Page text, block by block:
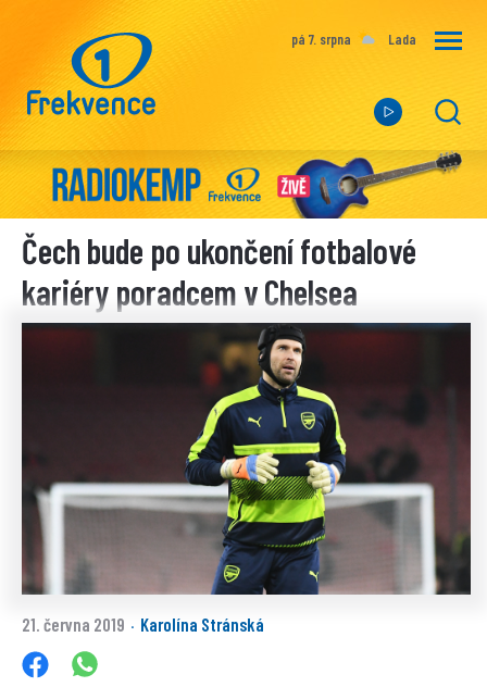
pá 7. srpna Lada
Čech bude po ukončení fotbalové
kariéry poradcem v Chelsea
21. června 2019 · Karolína Stránská